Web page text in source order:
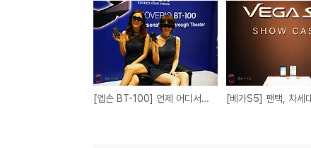
[엡손 BT-100] 언제 어디서나 3D 대화면 영화를 본다! 엡손 MOVERIO BT-100